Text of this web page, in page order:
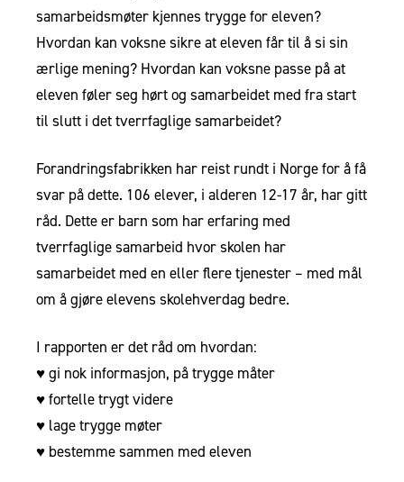
samarbeidsmøter kjennes trygge for eleven?
Hvordan kan voksne sikre at eleven får til å si sin
ærlige mening? Hvordan kan voksne passe på at
eleven føler seg hørt og samarbeidet med fra start
til slutt i det tverrfaglige samarbeidet?
Forandringsfabrikken har reist rundt i Norge for å få
svar på dette. 106 elever, i alderen 12-17 år, har gitt
råd. Dette er barn som har erfaring med
tverrfaglige samarbeid hvor skolen har
samarbeidet med en eller flere tjenester – med mål
om å gjøre elevens skolehverdag bedre.
I rapporten er det råd om hvordan:
♥️ gi nok informasjon, på trygge måter
♥️ fortelle trygt videre
♥️ lage trygge møter
♥️ bestemme sammen med eleven